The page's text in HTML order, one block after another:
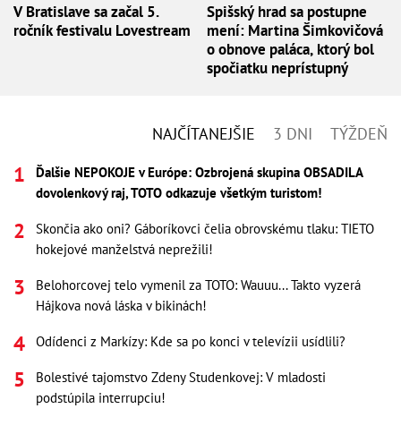
V Bratislave sa začal 5.
ročník festivalu Lovestream
Spišský hrad sa postupne
mení: Martina Šimkovičová
o obnove paláca, ktorý bol
spočiatku neprístupný
NAJČÍTANEJŠIE 3 DNI TÝŽDEŇ
Ďalšie NEPOKOJE v Európe: Ozbrojená skupina OBSADILA
dovolenkový raj, TOTO odkazuje všetkým turistom!
Skončia ako oni? Gáboríkovci čelia obrovskému tlaku: TIETO
hokejové manželstvá neprežili!
Belohorcovej telo vymenil za TOTO: Wauuu... Takto vyzerá
Hájkova nová láska v bikinách!
Odídenci z Markízy: Kde sa po konci v televízii usídlili?
Bolestivé tajomstvo Zdeny Studenkovej: V mladosti
podstúpila interrupciu!